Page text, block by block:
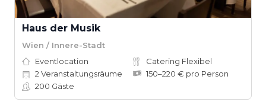
Haus der Musik
Wien / Innere-Stadt
Eventlocation
Catering Flexibel
2 Veranstaltungsräume
150–220 € pro Person
200 Gäste